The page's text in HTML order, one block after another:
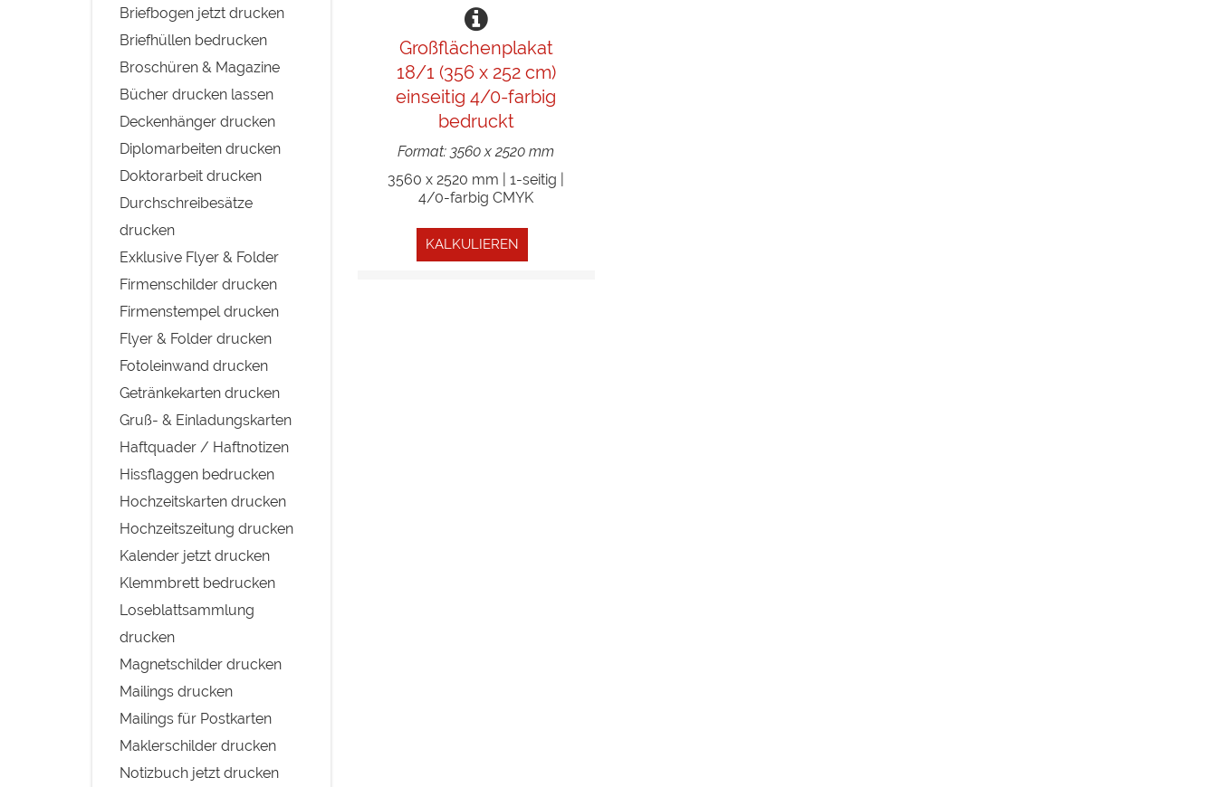
Briefbogen jetzt drucken
Briefhüllen bedrucken
Broschüren & Magazine
Bücher drucken lassen
Deckenhänger drucken
Diplomarbeiten drucken
Doktorarbeit drucken
Durchschreibesätze
drucken
Exklusive Flyer & Folder
Firmenschilder drucken
Firmenstempel drucken
Flyer & Folder drucken
Fotoleinwand drucken
Getränkekarten drucken
Gruß- & Einladungskarten
Haftquader / Haftnotizen
Hissflaggen bedrucken
Hochzeitskarten drucken
Hochzeitszeitung drucken
Kalender jetzt drucken
Klemmbrett bedrucken
Loseblattsammlung
drucken
Magnetschilder drucken
Mailings drucken
Mailings für Postkarten
Maklerschilder drucken
Notizbuch jetzt drucken
Großflächenplakat
18/1 (356 x 252 cm)
einseitig 4/0-farbig
bedruckt
Format: 3560 x 2520 mm
3560 x 2520 mm | 1-seitig |
4/0-farbig CMYK
KALKULIEREN